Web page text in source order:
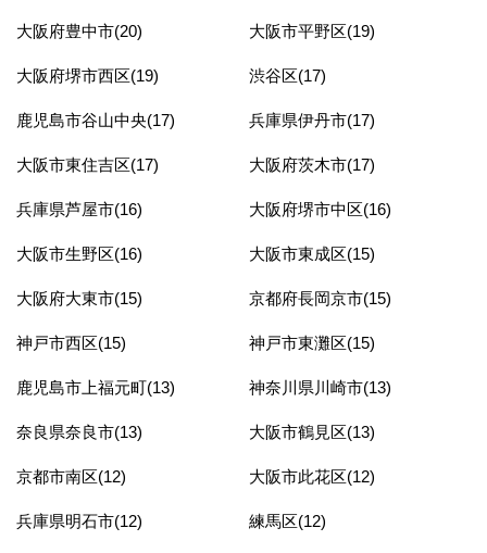
大阪府豊中市(20) 大阪市平野区(19)
大阪府堺市西区(19) 渋谷区(17)
鹿児島市谷山中央(17) 兵庫県伊丹市(17)
大阪市東住吉区(17) 大阪府茨木市(17)
兵庫県芦屋市(16) 大阪府堺市中区(16)
大阪市生野区(16) 大阪市東成区(15)
大阪府大東市(15) 京都府長岡京市(15)
神戸市西区(15) 神戸市東灘区(15)
鹿児島市上福元町(13) 神奈川県川崎市(13)
奈良県奈良市(13) 大阪市鶴見区(13)
京都市南区(12) 大阪市此花区(12)
兵庫県明石市(12) 練馬区(12)